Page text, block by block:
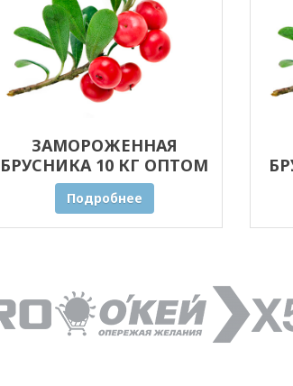
ЗАМОРОЖЕННАЯ
БРУСНИКА 10 КГ ОПТОМ
Подробнее